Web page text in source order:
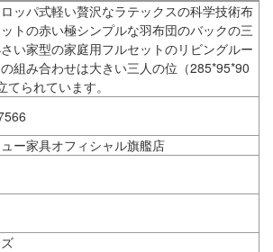
ッパ式軽い贅沢なラテックスの科学技術布
トの赤い極シンプルな羽布団のバックの三
い家型の家庭用フルセットのリビングルー
組み合わせは大きい三人の位（285*95*90
られています。
ー家具オフィシャル旗艦店